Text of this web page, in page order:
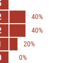
40%
40%
20%
0%